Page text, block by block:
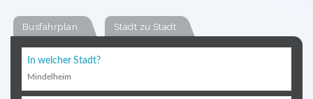
Busfahrplan Stadt zu Stadt
In welcher Stadt?
Mindelheim